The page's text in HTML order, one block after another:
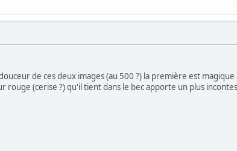
de ces deux images (au 500 ?) la première est
rouge (cerise ?) qu'il tient dans le bec apporte un plus